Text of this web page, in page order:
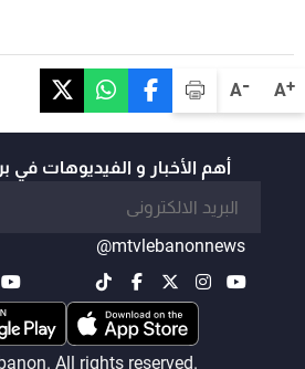
A+
A-
أهم الأخبار و الفيديوهات في
@mtvlebanonnews
All rights reserved.